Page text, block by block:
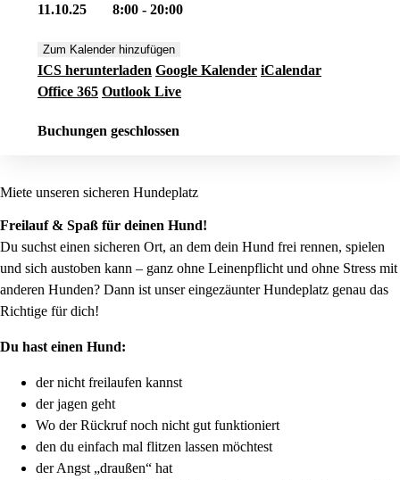
11.10.25 8:00 - 20:00
Zum Kalender hinzufügen
ICS herunterladen Google Kalender iCalendar
Office 365 Outlook Live
Buchungen geschlossen
Miete unseren sicheren Hundeplatz
Freilauf & Spaß für deinen Hund!
Du suchst einen sicheren Ort, an dem dein Hund frei rennen, spielen
und sich austoben kann – ganz ohne Leinenpflicht und ohne Stress mit
anderen Hunden? Dann ist unser eingezäunter Hundeplatz genau das
Richtige für dich!
Du hast einen Hund:
der nicht freilaufen kannst
der jagen geht
Wo der Rückruf noch nicht gut funktioniert
den du einfach mal flitzen lassen möchtest
der Angst „draußen“ hat